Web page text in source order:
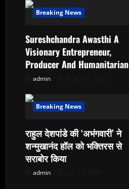
n
Breaking News
Sureshchandra Awasthi A
Visionary Entrepreneur,
Producer And Humanitarian
admin
Breaking News
राहुल देशपांडे की ‘अभंगवारी’ ने
शन्मुखानंद हॉल को भक्तिरस से
सराबोर किया
admin